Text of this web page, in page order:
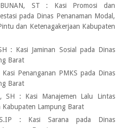
ST
:
Kasi Promosi dan
pada Dinas Penanaman Modal,
dan Ketenagakerjaan Kabupaten
: Kasi Jaminan Sosial pada Dinas
Barat
Kasi Penanganan PMKS pada Dinas
Barat
SH
:
Kasi Manajemen Lalu Lintas
Lampung Barat
:
Kasi Sarana pada Dinas